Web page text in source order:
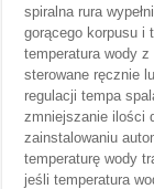
spiralna rura
gorącego korpusu i
temperatura wody
sterowane ręcznie
regulacji tempa
zmniejszanie ilości
zainstalowaniu
temperaturę wody
jeśli temperatura